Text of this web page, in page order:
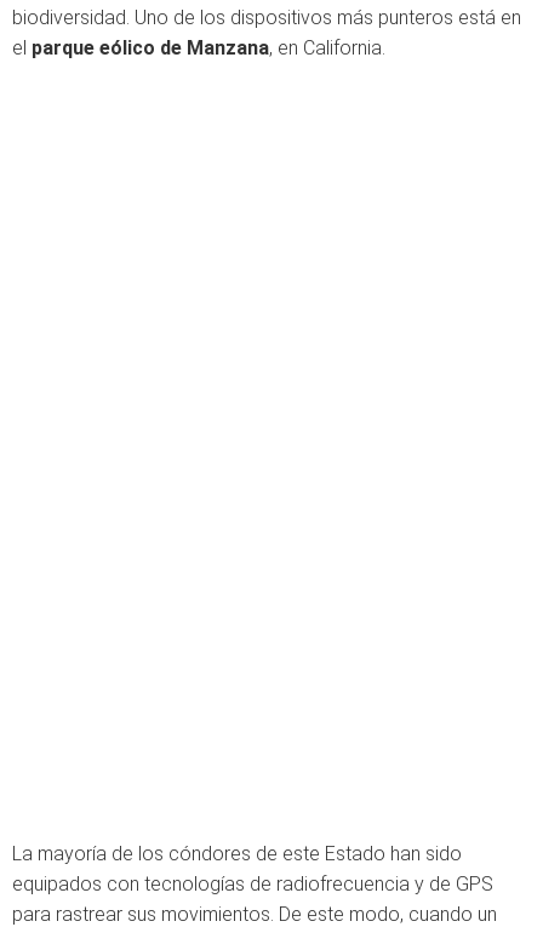
biodiversidad. Uno de los dispositivos más punteros está en
el parque eólico de Manzana, en California.
La mayoría de los cóndores de este Estado han sido
equipados con tecnologías de radiofrecuencia y de GPS
para rastrear sus movimientos. De este modo, cuando un